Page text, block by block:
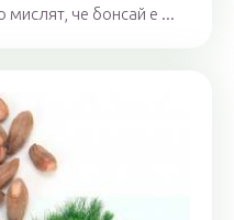
че бонсай е ...